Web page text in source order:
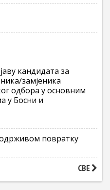
кандидата за
замјеника
одбора у основним
у Босни и
повратку
СВЕ